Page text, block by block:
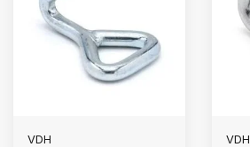
VDH VDH